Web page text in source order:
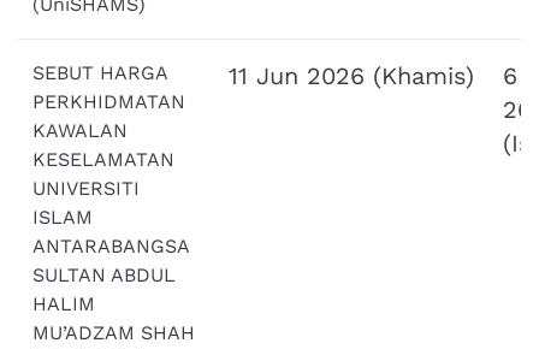
SEBUT HARGA
PERKHIDMATAN
KAWALAN
KESELAMATAN
UNIVERSITI
ISLAM
ANTARABANGSA
SULTAN ABDUL
HALIM
MU’ADZAM SHAH
11 Jun 2026 (Khamis)
6